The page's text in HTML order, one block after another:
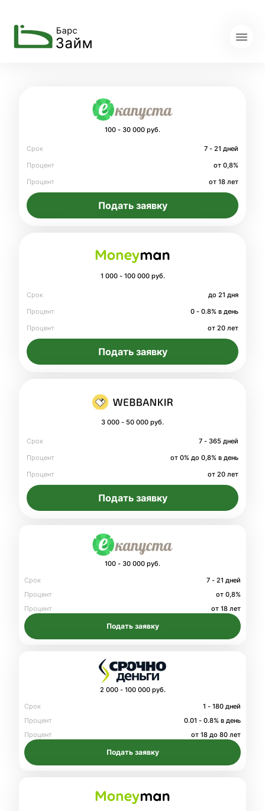
100 - 30 000 руб.
Срок
7 - 21 дней
Процент
от 0,8%
Процент
от 18 лет
Подать заявку
1 000 - 100 000 руб.
Срок
до 21 дня
Процент
0 - 0.8% в день
Процент
от 20 лет
Подать заявку
3 000 - 50 000 руб.
Срок
7 - 365 дней
Процент
от 0% до 0,8% в день
Процент
от 20 лет
Подать заявку
100 - 30 000 руб.
Срок
7 - 21 дней
Процент
от 0,8%
Процент
от 18 лет
Подать заявку
2 000 - 100 000 руб.
Срок
1 - 180 дней
Процент
0.01 - 0.8% в день
Процент
от 18 до 80 лет
Подать заявку